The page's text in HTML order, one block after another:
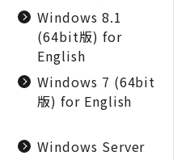
Windows 8.1
(64bit版) for
English
Windows 7 (64bit
版) for English
Windows Server